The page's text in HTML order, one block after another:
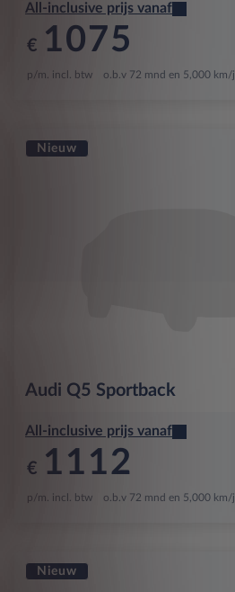
All-inclusive prijs vanaf
€ 1075
p/m. incl. btw o.b.v 72 mnd en 5,000 km/j
Nieuw
Audi Q5 Sportback
All-inclusive prijs vanaf
€ 1112
p/m. incl. btw o.b.v 72 mnd en 5,000 km/j
Nieuw